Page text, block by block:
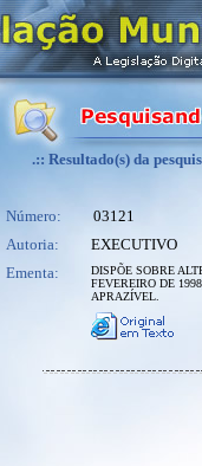
.:: Resultado(s) da
Número: 03121
Autoria:
EXECUTIVO
Ementa:
DISPÕE SOBRE
FEVEREIRO DE
APRAZÍVEL.